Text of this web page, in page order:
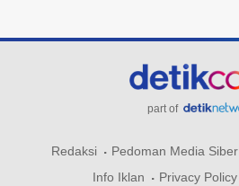
part of
Redaksi Pedoman Media Siber
Info Iklan
Privacy Policy